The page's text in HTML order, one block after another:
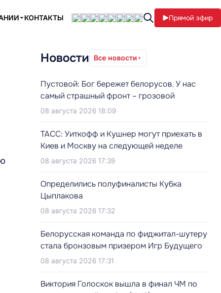
КОНТАКТЫ Прямой эфир
Новости Все новости
Пустовой: Бог бережет белорусов. У нас
самый страшный фронт – грозовой
08 августа 2026 18:09
ТАСС: Уиткофф и Кушнер могут приехать в
Киев и Москву на следующей неделе
08 августа 2026 17:39
Определились полуфиналисты Кубка
Цыплакова
08 августа 2026 17:32
Белорусская команда по фиджитал-шутеру
стала бронзовым призером Игр Будущего
08 августа 2026 17:31
Виктория Голоскок вышла в финал ЧМ по